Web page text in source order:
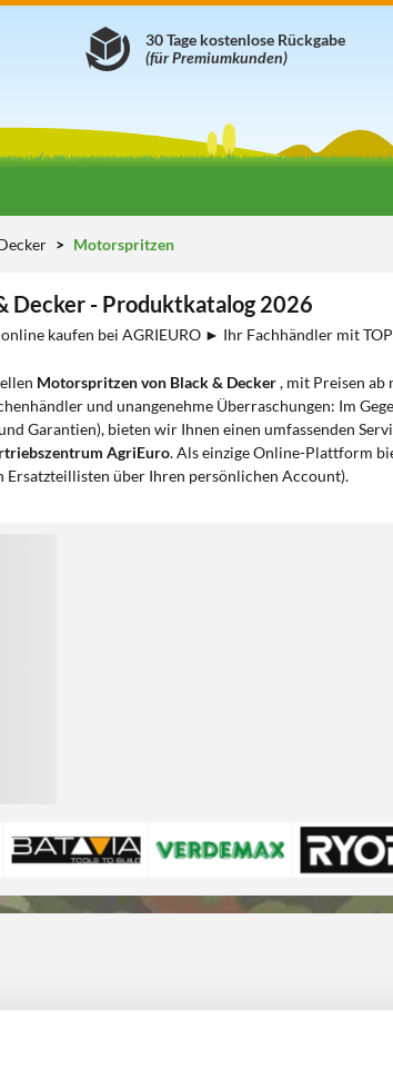
30 Tage kostenlose Rückgabe
(für Premiumkunden)
Motorspritzen
Decker - Produktkatalog 2026
online kaufen bei AGRIEURO ► Ihr Fachhändler mit
Motorspritzen von Black & Decker, mit Preisen ab
und unangenehme Überraschungen: Im
Garantien), bieten wir Ihnen einen umfassenden
AgriEuro. Als einzige Online-Plattform
Ersatzteillisten über Ihren persönlichen Account).